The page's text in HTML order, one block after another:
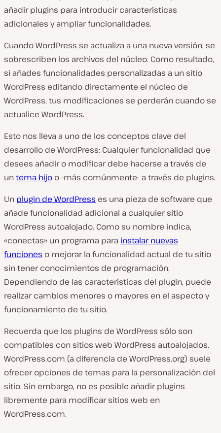
añadir plugins para introducir características
adicionales y ampliar funcionalidades.
Cuando WordPress se actualiza a una nueva versión, se
sobrescriben los archivos del núcleo. Como resultado,
si añades funcionalidades personalizadas a un sitio
WordPress editando directamente el núcleo de
WordPress, tus modificaciones se perderán cuando se
actualice WordPress.
Esto nos lleva a uno de los conceptos clave del
desarrollo de WordPress: Cualquier funcionalidad que
desees añadir o modificar debe hacerse a través de
untema hijo o -más comúnmente- a través de plugins.
Un plugin de WordPress es una pieza de software que
añade funcionalidad adicional a cualquier sitio
WordPress autoalojado. Como su nombre indica,
«conectas» un programa para instalar nuevas
funciones o mejorar la funcionalidad actual de tu sitio
sin tener conocimientos de programación.
Dependiendo de las características del plugin, puede
realizar cambios menores o mayores en el aspecto y
funcionamiento de tu sitio.
Recuerda que los plugins de WordPress sólo son
compatibles con sitios web WordPress autoalojados.
WordPress.com (a diferencia de WordPress.org) suele
ofrecer opciones de temas para la personalización del
sitio. Sin embargo, no es posible añadir plugins
libremente para modificar sitios web en
WordPress.com.